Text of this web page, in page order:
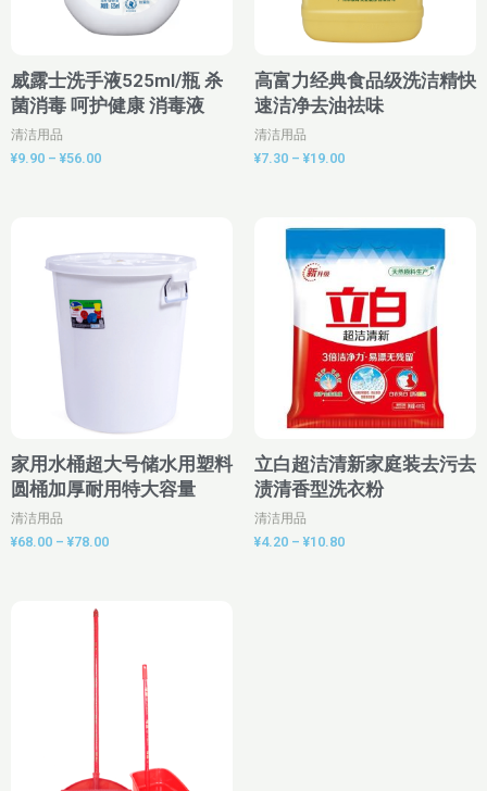
威露士洗手液525ml/瓶 杀
菌消毒 呵护健康 消毒液
清洁用品
¥9.90 – ¥56.00
高富力经典食品级洗洁精快
速洁净去油祛味
清洁用品
¥7.30 – ¥19.00
家用水桶超大号储水用塑料
圆桶加厚耐用特大容量
清洁用品
¥68.00 – ¥78.00
范
围：
立白超洁清新家庭装去污去
渍清香型洗衣粉
清洁用品
¥4.20 – ¥10.80
价
范
¥4.20
至
¥10.80